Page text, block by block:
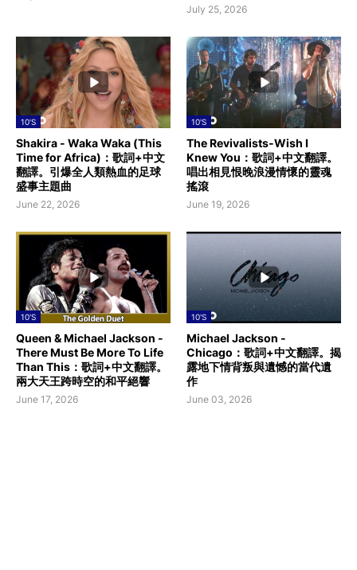
July 25, 2026
10'S
Shakira - Waka Waka (This
Time for Africa)：歌詞+中文
翻譯。引爆全人類熱血的足球
盛事主題曲
June 22, 2026
10'S
The Revivalists-Wish I
Knew You：歌詞+中文翻譯。
唱出相見恨晚浪漫情懷的靈魂
搖滾
June 19, 2026
10'S
Queen & Michael Jackson -
There Must Be More To Life
Than This：歌詞+中文翻譯。
兩大天王跨時空的和平絕響
June 17, 2026
10'S
Michael Jackson -
Chicago：歌詞+中文翻譯。揭
露地下情背叛與遺憾的當代遺
作
June 03, 2026